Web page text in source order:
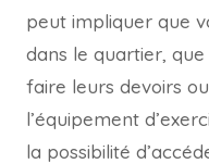
peut impliquer que
dans le quartier,
faire leurs devoirs
l’équipement
la possibilité